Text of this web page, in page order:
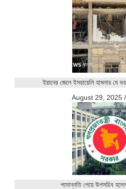
ইরানের জেলে ইসরায়েলি হামলায় যে
August 29, 2025 /
পদোন্নতি পেয়ে উপসচিব